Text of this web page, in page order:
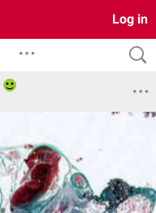
Log in